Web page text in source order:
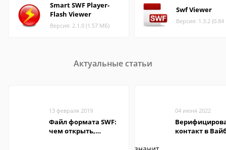
Smart SWF Player-
Flash Viewer
Версия: 2.1.0 (1.57 МБ)
Swf Viewer
Версия: 1.3.2
Актуальные статьи
13 февраля 2019
Файл формата SWF:
чем открыть,
04 июня 2022
контакт в